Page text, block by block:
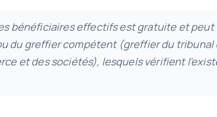
bénéficiaires effectifs est gratuite et
du greffier compétent (greffier du tribunal
et des sociétés), lesquels vérifient